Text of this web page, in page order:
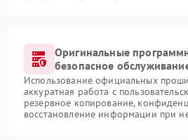
Оригинальные
безопасное
Использование официальных
аккуратная работа с
резервное копирование,
восстановление информации при